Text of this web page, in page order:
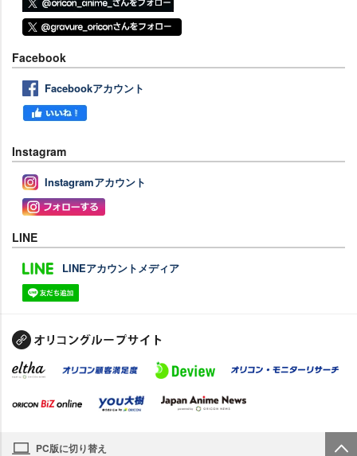
Facebook
Facebookアカウント
Instagram
Instagramアカウント
LINE
LINEアカウントメディア
PC版に切り替え